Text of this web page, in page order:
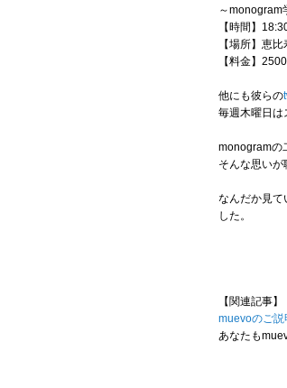
～monogram
【時間】
【場所】恵
【料金】
他にも彼らの
毎週木曜日は
monogramの
そんな思いが
なんだか見
した。
【関連記事】
muevoのご説
あなたも